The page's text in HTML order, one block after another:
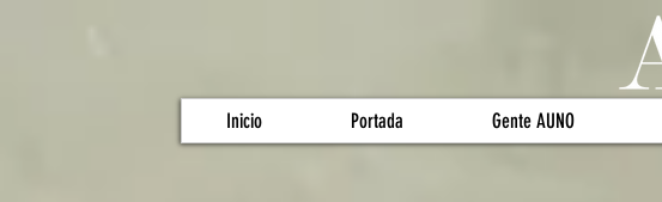
Inicio Portada Gente AUNO